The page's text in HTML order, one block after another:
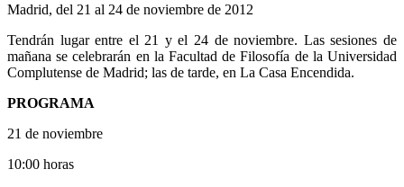
Madrid, del 21 al 24 de noviembre de 2012
Tendrán lugar entre el 21 y el 24 de noviembre. Las sesiones de
mañana se celebrarán en la Facultad de Filosofía de la Universidad
Complutense de Madrid; las de tarde, en La Casa Encendida.
PROGRAMA
21 de noviembre
10:00 horas